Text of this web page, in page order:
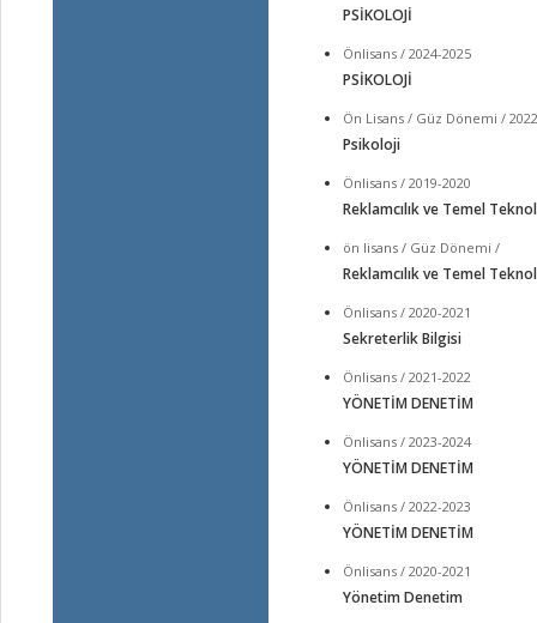
PSİKOLOJİ
Önlisans / 2024-2025
PSİKOLOJİ
Ön Lisans / Güz Dönemi /
Psikoloji
Önlisans / 2019-2020
Reklamcılık ve Temel
ön lisans / Güz Dönemi /
Reklamcılık ve Temel
Önlisans / 2020-2021
Sekreterlik Bilgisi
Önlisans / 2021-2022
YÖNETİM DENETİM
Önlisans / 2023-2024
YÖNETİM DENETİM
Önlisans / 2022-2023
YÖNETİM DENETİM
Önlisans / 2020-2021
Yönetim Denetim